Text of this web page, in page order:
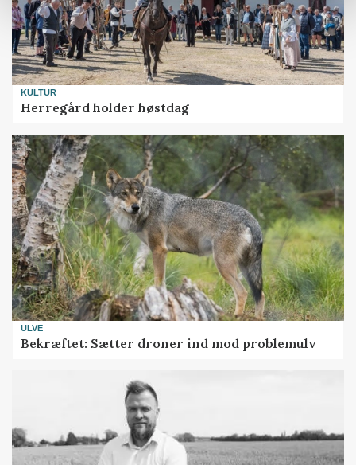
KULTUR
Herregård holder høstdag
ULVE
Bekræftet: Sætter droner ind mod problemulv